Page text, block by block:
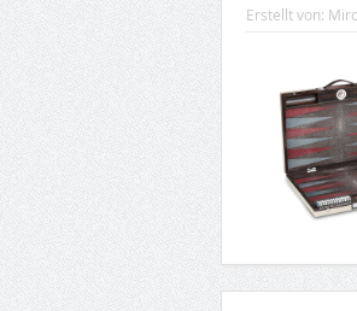
Erstellt von: